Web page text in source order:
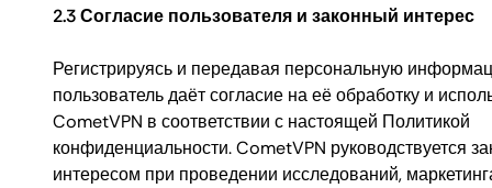
2.3 Согласие пользователя и законный интерес
Регистрируясь и передавая персональную
пользователь даёт согласие на её обработку и
CometVPN в соответствии с настоящей Политикой
конфиденциальности. CometVPN руководствуется
интересом при проведении исследований,